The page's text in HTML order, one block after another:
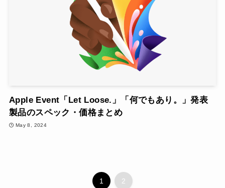
Apple Event「Let Loose.」「何でもあり。」発表
製品のスペック・価格まとめ
May 8, 2024
1 2